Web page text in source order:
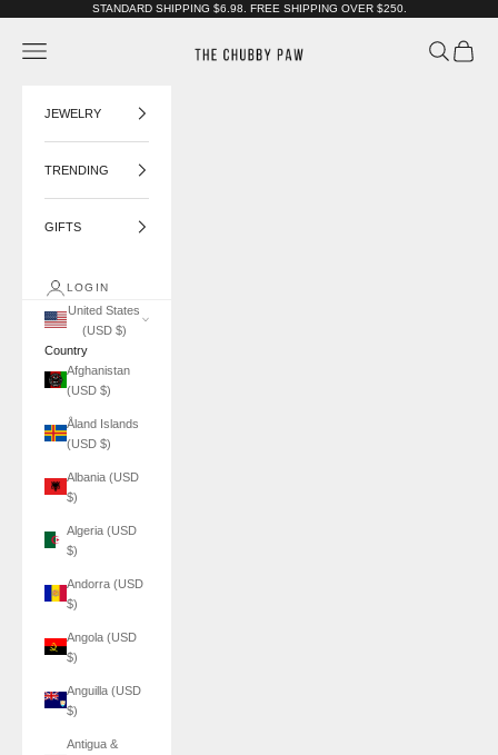
STANDARD SHIPPING $6.98. FREE SHIPPING OVER $250.
Navigation menu SearchCart
JEWELRY
TRENDING
GIFTS
LOGIN
United States
(USD $)
Country
Afghanistan
(USD $)
Åland Islands
(USD $)
Albania (USD
$)
Algeria (USD
$)
Andorra (USD
$)
Angola (USD
$)
Anguilla (USD
$)
Antigua &